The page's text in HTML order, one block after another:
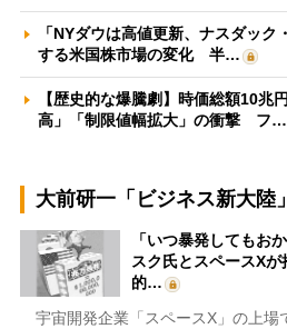
「NYダウは高値更新、ナスダッ
する米国株市場の変化 半…
【歴史的な爆騰劇】時価総額10兆
高」「制限値幅拡大」の衝撃 フ…
大前研一「ビジネス新大陸
「いつ暴発してもお
スク氏とスペースX
的…
宇宙開発企業「スペースX」の上場